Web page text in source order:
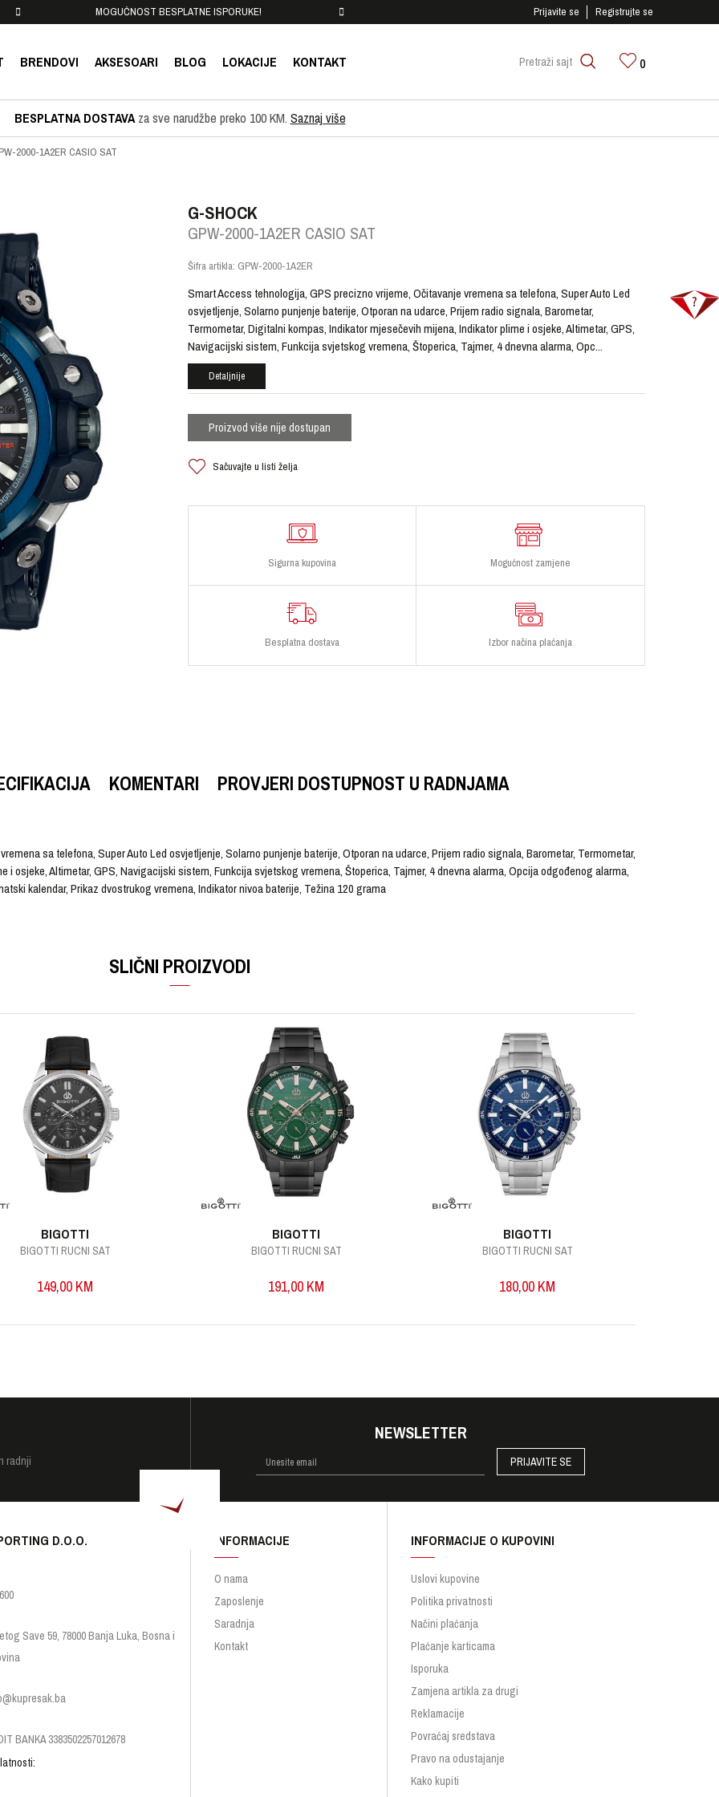
MOGUĆNOST BESPLATNE ISPORUKE! SIGURNO PLAĆANJE PLATNIM KARTICAMA!
Prijavite se Registrujte se
BRENDOVI AKSESOARI BLOG LOKACIJE KONTAKT Pretraži sajt 0
BESPLATNA DOSTAVAza sve narudžbe preko 100 KM. Saznaj više
2000-1A2ER CASIO SAT
G-SHOCK
GPW-2000-1A2ER CASIO SAT
Šifra artikla: GPW-2000-1A2ER
Smart Access tehnologija, GPS precizno vrijeme, Očitavanje vremena sa telefona, Super Auto Led
osvjetljenje, Solarno punjenje baterije, Otporan na udarce, Prijem radio signala, Barometar,
Termometar, Digitalni kompas, Indikator mjesečevih mijena, Indikator plime i osjeke, Altimetar, GPS,
Navigacijski sistem, Funkcija svjetskog vremena, Štoperica, Tajmer, 4 dnevna alarma, Opc...
Detaljnije
Proizvod više nije dostupan
Sačuvajte u listi želja
Sigurna kupovina Mogućnost zamjene
Besplatna dostava Izbor načina plaćanja
KOMENTARI PROVJERI DOSTUPNOST U RADNJAMA
sa telefona, Super Auto Led osvjetljenje, Solarno punjenje baterije, Otporan na udarce, Prijem radio signala, Barometar, Termometar,
i osjeke, Altimetar, GPS, Navigacijski sistem, Funkcija svjetskog vremena, Štoperica, Tajmer, 4 dnevna alarma, Opcija odgođenog alarma,
kalendar, Prikaz dvostrukog vremena, Indikator nivoa baterije, Težina 120 grama
Muški
Kaučuk
Čelik
Crna
Safirno
66mm
20 bara
SLIČNI PROIZVODI
BIGOTTI
BIGOTTI RUCNI SAT
149,00 KM
BIGOTTI
BIGOTTI RUCNI SAT
191,00 KM
BIGOTTI
BIGOTTI RUCNI SAT
180,00 KM
radnji
NEWSLETTER
PRIJAVITE SE
D.O.O.
Save 59, 78000 Banja Luka, Bosna i
BANKA 3383502257012678
INFORMACIJE
O nama
Zaposlenje
Saradnja
Kontakt
INFORMACIJE O KUPOVINI
Uslovi kupovine
Politika privatnosti
Načini plaćanja
Plaćanje karticama
Isporuka
Zamjena artikla za drugi
Reklamacije
Povraćaj sredstava
Pravo na odustajanje
Kako kupiti